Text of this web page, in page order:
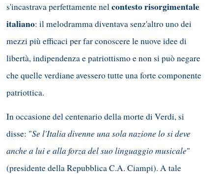
s'incastrava perfettamente nelcontesto risorgimentale
italiano: il melodramma diventava senz'altro uno dei
mezzi più efficaci per far conoscere le nuove idee di
libertà, indipendenza e patriottismo e non si può negare
che quelle verdiane avessero tutte una forte componente
patriottica.
In occasione del centenario della morte di Verdi, si
disse: "Se l'Italia divenne una sola nazione lo si deve
anche a lui e alla forza del suo linguaggio musicale"
(presidente della Repubblica C.A. Ciampi). A tale